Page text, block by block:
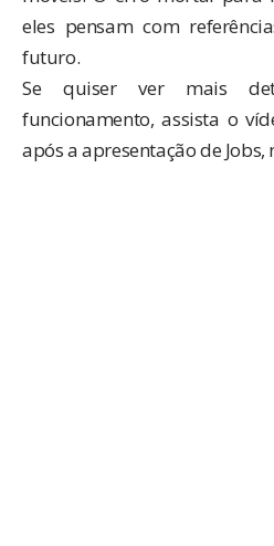
eles pensam com
futuro.
Se quiser ver mais
funcionamento, assista o
após a apresentação de